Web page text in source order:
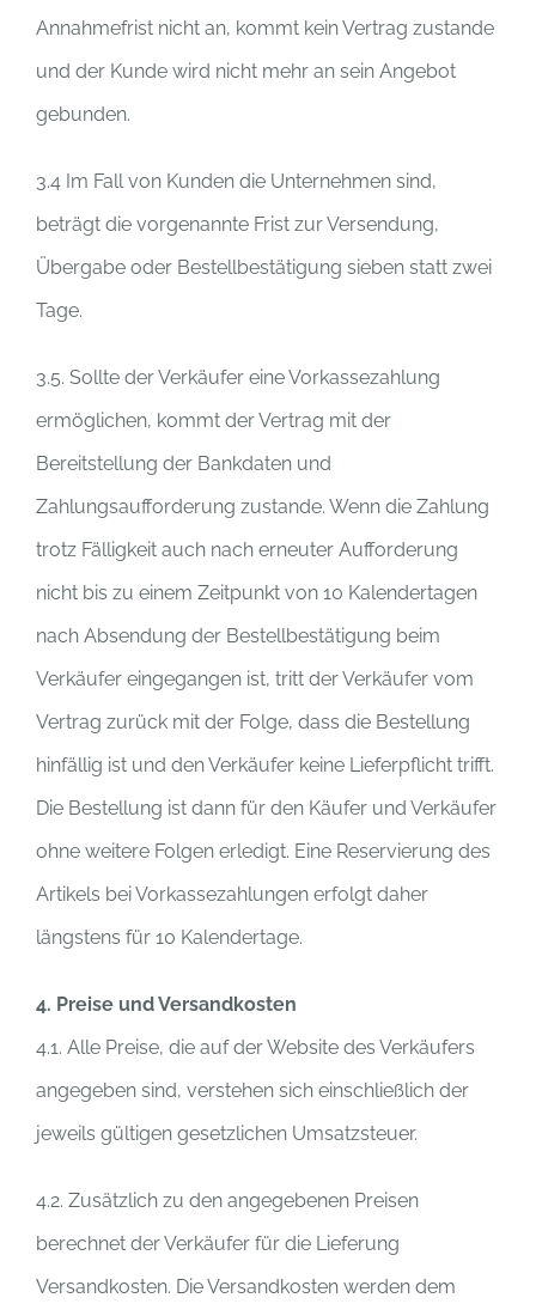
Annahmefrist nicht an, kommt kein Vertrag zustande
und der Kunde wird nicht mehr an sein Angebot
gebunden.
3.4 Im Fall von Kunden die Unternehmen sind,
beträgt die vorgenannte Frist zur Versendung,
Übergabe oder Bestellbestätigung sieben statt zwei
Tage.
3.5. Sollte der Verkäufer eine Vorkassezahlung
ermöglichen, kommt der Vertrag mit der
Bereitstellung der Bankdaten und
Zahlungsaufforderung zustande. Wenn die Zahlung
trotz Fälligkeit auch nach erneuter Aufforderung
nicht bis zu einem Zeitpunkt von 10 Kalendertagen
nach Absendung der Bestellbestätigung beim
Verkäufer eingegangen ist, tritt der Verkäufer vom
Vertrag zurück mit der Folge, dass die Bestellung
hinfällig ist und den Verkäufer keine Lieferpflicht trifft.
Die Bestellung ist dann für den Käufer und Verkäufer
ohne weitere Folgen erledigt. Eine Reservierung des
Artikels bei Vorkassezahlungen erfolgt daher
längstens für 10 Kalendertage.
4. Preise und Versandkosten
4.1. Alle Preise, die auf der Website des Verkäufers
angegeben sind, verstehen sich einschließlich der
jeweils gültigen gesetzlichen Umsatzsteuer.
4.2. Zusätzlich zu den angegebenen Preisen
berechnet der Verkäufer für die Lieferung
Versandkosten. Die Versandkosten werden dem